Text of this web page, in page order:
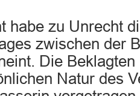
habe zu Unrecht
zwischen der
Die
Natur des